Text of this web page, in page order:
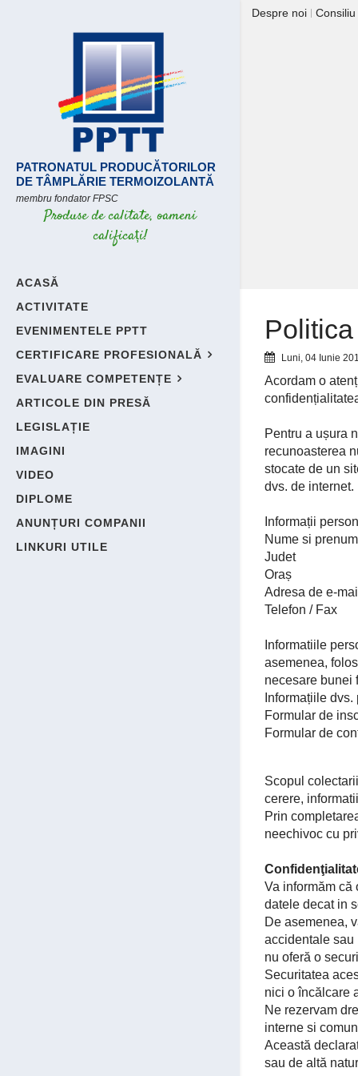
PATRONATUL PRODUCĂTORILOR
DE TÂMPLĂRIE TERMOIZOLANTĂ
membru fondator FPSC
Produse de calitate, oameni
calificați!
ACASĂ
ACTIVITATE
EVENIMENTELE PPTT
CERTIFICARE PROFESIONALĂ
EVALUARE COMPETENȚE
ARTICOLE DIN PRESĂ
LEGISLAȚIE
IMAGINI
VIDEO
DIPLOME
ANUNȚURI COMPANII
LINKURI UTILE
Despre noi
Luni, 04 Iunie
Acordam o
Pentru a ușura
recunoasterea
stocate de un
dvs. de internet.
Informații
Nume si
Judet
Oraș
Adresa de e-
Telefon / Fax
Informatiile
asemenea,
necesare bunei
Informațiile
Formular de
Formular de
Scopul
cerere,
Prin
neechivoc cu
Va informăm că
datele decat in
De asemenea,
accidentale sau
nu oferă o
Securitatea
nici o încălcare
Ne rezervam
interne si
Această
sau de altă